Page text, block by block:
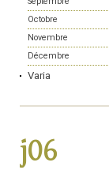
Octobre
Novembre
Décembre
Varia
j06